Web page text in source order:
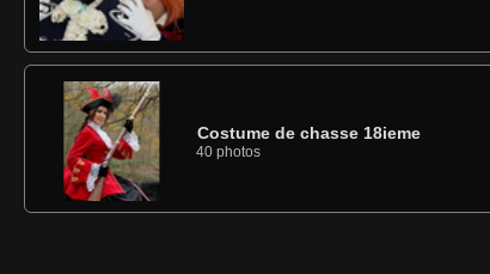
Costume de chasse 18ieme
40 photos